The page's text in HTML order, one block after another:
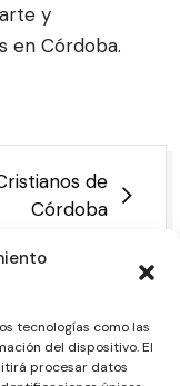
tecnologías como las
del dispositivo. El
procesar datos
y
en Córdoba.
de
Córdoba